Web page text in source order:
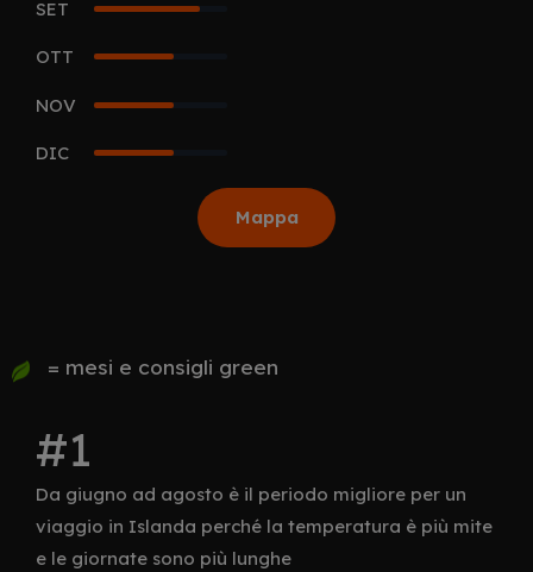
SET
OTT
NOV
DIC
Mappa
= mesi e consigli green
Da giugno ad agosto è il periodo migliore per un
viaggio in Islanda perché la temperatura è più mite
e le giornate sono più lunghe